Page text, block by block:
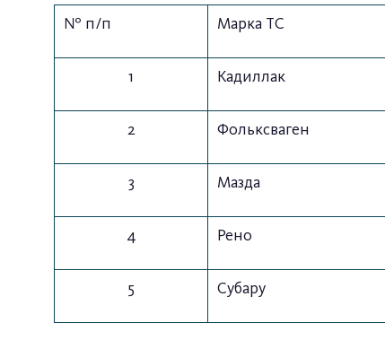
№ п/п Марка ТС
1 Кадиллак
2 Фольксваген
3 Мазда
4 Рено
5 Субару